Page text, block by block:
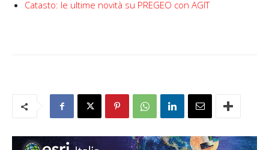
Catasto: le ultime novità su PREGEO con AGIT